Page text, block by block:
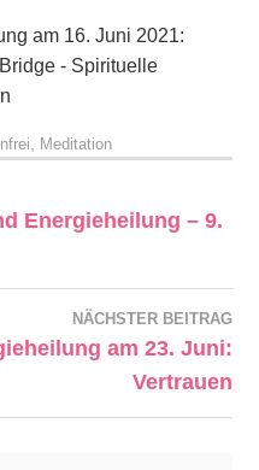
Meditation
Energieheilung – 9.
NÄCHSTER BEITRAG
am 23. Juni:
Vertrauen